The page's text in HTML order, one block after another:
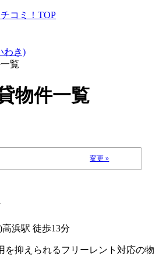
コミ！TOP
わき)
覧
物件一覧
変更 »
浜駅 徒歩13分
を抑えられるフリーレント対応の物